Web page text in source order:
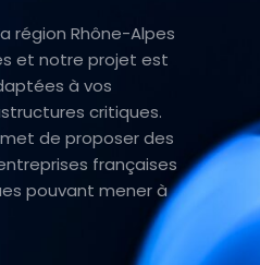
région Rhône-Alpes
et notre projet est
à vos
critiques.
de proposer des
françaises
pouvant mener à